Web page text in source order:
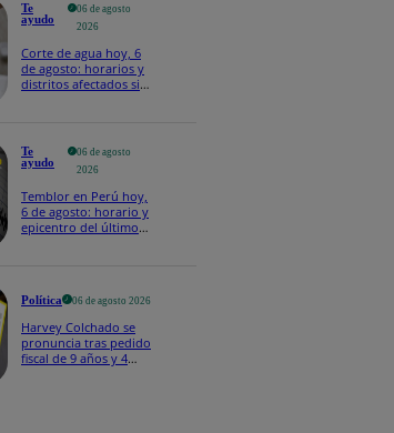
Te
ayudo
06 de agosto
2026
Corte de agua hoy, 6
de agosto: horarios y
distritos afectados sin
Te
ayudo
06 de agosto
2026
Temblor en Perú hoy,
6 de agosto: horario y
epicentro del último
Política 06 de agosto 2026
Harvey Colchado se
pronuncia tras pedido
fiscal de 9 años y 4